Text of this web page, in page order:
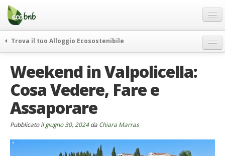
Menu
Salta
contenuto
Offerte Speciali
Regali
FAQ
Chi Siamo
Partner
Contatti
Trova il tuo Alloggio Ecosostenibile
itinerari
curiosità
vivere e viaggiare verde
news ed eventi
rassegna stampa
Weekend in Valpolicella:
Cosa Vedere, Fare e
Assaporare
Pubblicato ilgiugno 30, 2024da Chiara Marras